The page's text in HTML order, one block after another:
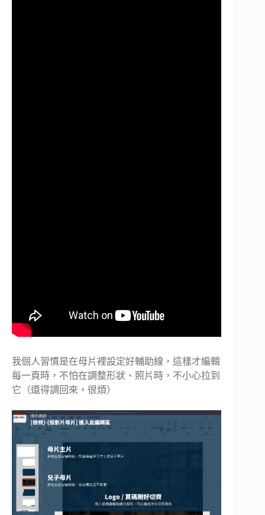
我個人習慣是在母片裡設定好輔助線，這樣才編輯
每一頁時，不怕在調整形狀、照片時，不小心拉到
它（還得調回來，很煩）